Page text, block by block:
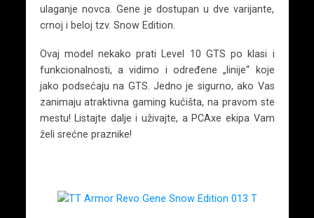
ulaganje novca. Gene je dostupan u dve varijante,
crnoj i beloj tzv. Snow Edition.
Ovaj model nekako prati Level 10 GTS po klasi i
funkcionalnosti, a vidimo i određene „linije“ koje
jako podsećaju na GTS. Jedno je sigurno, ako Vas
zanimaju atraktivna gaming kućišta, na pravom ste
mestu! Listajte dalje i uživajte, a PCAxe ekipa Vam
želi srećne praznike!